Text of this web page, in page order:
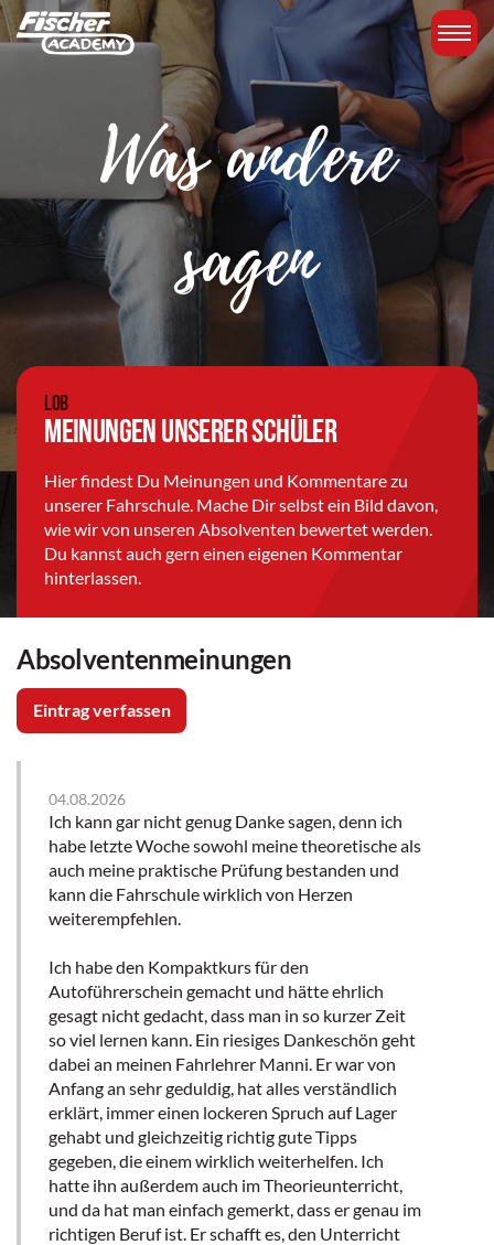
Was andere
sagen
Lob
Meinungen unserer Schüler
Hier findest Du Meinungen und Kommentare zu
unserer Fahrschule. Mache Dir selbst ein Bild davon,
wie wir von unseren Absolventen bewertet werden.
Du kannst auch gern einen eigenen Kommentar
hinterlassen.
Absolventenmeinungen
Eintrag verfassen
04.08.2026
Ich kann gar nicht genug Danke sagen, denn ich
habe letzte Woche sowohl meine theoretische als
auch meine praktische Prüfung bestanden und
kann die Fahrschule wirklich von Herzen
weiterempfehlen.
Ich habe den Kompaktkurs für den
Autoführerschein gemacht und hätte ehrlich
gesagt nicht gedacht, dass man in so kurzer Zeit
so viel lernen kann. Ein riesiges Dankeschön geht
dabei an meinen Fahrlehrer Manni. Er war von
Anfang an sehr geduldig, hat alles verständlich
erklärt, immer einen lockeren Spruch auf Lager
gehabt und gleichzeitig richtig gute Tipps
gegeben, die einem wirklich weiterhelfen. Ich
hatte ihn außerdem auch im Theorieunterricht,
und da hat man einfach gemerkt, dass er genau im
richtigen Beruf ist. Er schafft es, den Unterricht